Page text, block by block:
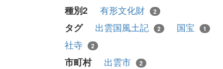
種別2 有形文化財 2
タグ 出雲国風土記 2 国宝 1
社寺
2
市町村 出雲市 2